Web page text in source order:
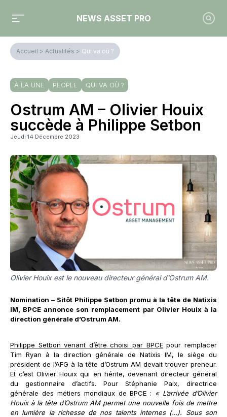
NEWS ASSET PRO
Accueil > Actualités > Qui va où ?
À LA UNE PEOPLE QUI VA OÙ ?
Ostrum AM – Olivier Houix
succède à Philippe Setbon
Jeudi 14 Décembre 2023
Olivier Houix est le nouveau directeur général d’Ostrum AM.
Nomination – Sitôt Philippe Setbon promu à la tête de Natixis
IM, BPCE annonce son remplacement par Olivier Houix à la
direction générale d’Ostrum AM.
Philippe Setbon venant d’être choisi par BPCEpour remplacer
Tim Ryan à la direction générale de Natixis IM, le siège du
président de l’AFG à la tête d’Ostrum AM devait trouver preneur.
Et c’est Olivier Houix qui en hérite, devenant directeur général
du gestionnaire d’actifs. Pour Stéphanie Paix, directrice
générale des métiers mondiaux de BPCE : « L’arrivée d’Olivier
Houix à la tête d’Ostrum AM permet une nouvelle fois de mettre
en lumière la richesse de nos talents internes (…). Sous son